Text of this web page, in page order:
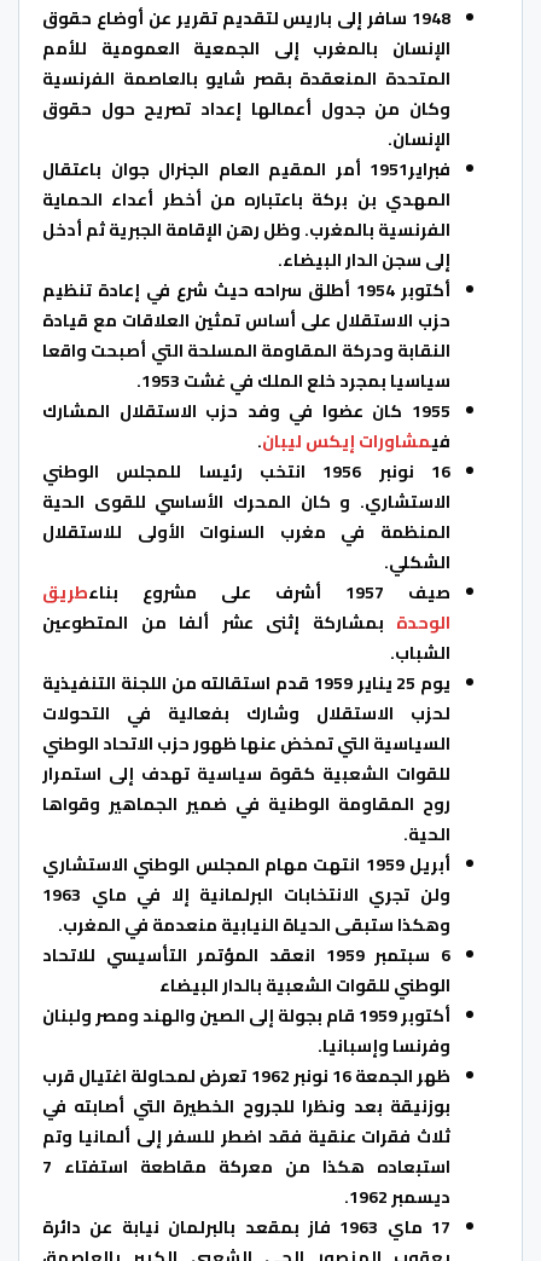
1948 سافر إلى باريس لتقديم تقرير عن أوضاع حقوق
الإنسان بالمغرب إلى الجمعية العمومية للأمم
المتحدة المنعقدة بقصر شايو بالعاصمة الفرنسية
وكان من جدول أعمالها إعداد تصريح حول حقوق
الإنسان.
فبراير1951 أمر المقيم العام الجنرال جوان باعتقال
المهدي بن بركة باعتباره من أخطر أعداء الحماية
الفرنسية بالمغرب. وظل رهن الإقامة الجبرية ثم أدخل
إلى سجن الدار البيضاء.
أكتوبر 1954 أطلق سراحه حيث شرع في إعادة تنظيم
حزب الاستقلال على أساس تمثين العلاقات مع قيادة
النقابة وحركة المقاومة المسلحة التي أصبحت واقعا
سياسيا بمجرد خلع الملك في غشت 1953.
1955 كان عضوا في وفد حزب الاستقلال المشارك
فيمشاورات إيكس ليبان.
16 نونبر 1956 انتخب رئيسا للمجلس الوطني
الاستشاري. و كان المحرك الأساسي للقوى الحية
المنظمة في مغرب السنوات الأولى للاستقلال
الشكلي.
صيف 1957 أشرف على مشروع بناء
طريق
الوحدة بمشاركة إثنى عشر ألفا من المتطوعين
الشباب.
يوم 25 يناير 1959 قدم استقالته من اللجنة التنفيذية
لحزب الاستقلال وشارك بفعالية في التحولات
السياسية التي تمخض عنها ظهور حزب الاتحاد الوطني
للقوات الشعبية كقوة سياسية تهدف إلى استمرار
روح المقاومة الوطنية في ضمير الجماهير وقواها
الحية.
أبريل 1959 انتهت مهام المجلس الوطني الاستشاري
ولن تجري الانتخابات البرلمانية إلا في ماي 1963
وهكذا ستبقى الحياة النيابية منعدمة في المغرب.
6 سبتمبر 1959 انعقد المؤتمر التأسيسي للاتحاد
الوطني للقوات الشعبية بالدار البيضاء
أكتوبر 1959 قام بجولة إلى الصين والهند ومصر ولبنان
وفرنسا وإسبانيا.
ظهر الجمعة 16 نونبر 1962 تعرض لمحاولة اغتيال قرب
بوزنيقة بعد ونظرا للجروح الخطيرة التي أصابته في
ثلاث فقرات عنقية فقد اضطر للسفر إلى ألمانيا وتم
استبعاده هكذا من معركة مقاطعة استفتاء 7
ديسمبر 1962.
17 ماي 1963 فاز بمقعد بالبرلمان نيابة عن دائرة